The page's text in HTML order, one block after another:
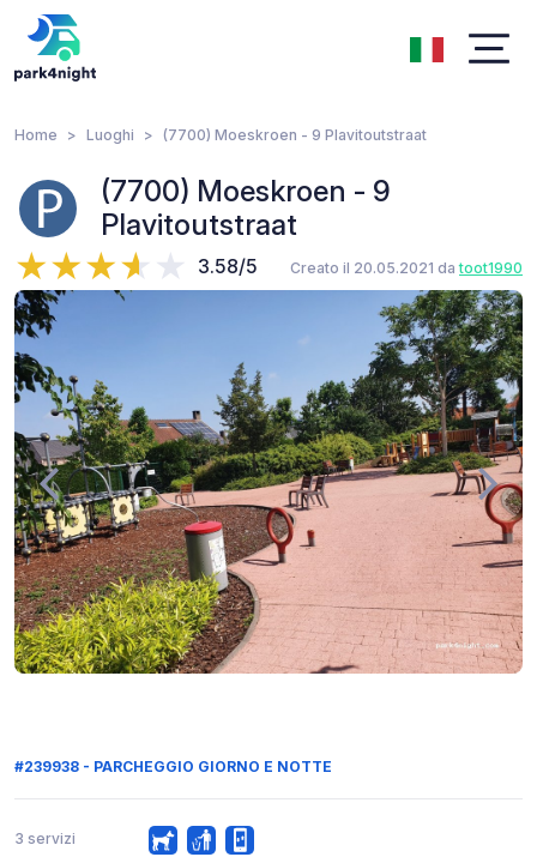
Home Luoghi (7700) Moeskroen - 9 Plavitoutstraat
(7700) Moeskroen - 9
Plavitoutstraat
3.58/5 Creato il 20.05.2021 datoot1990
#239938 - PARCHEGGIO GIORNO E NOTTE
3 servizi